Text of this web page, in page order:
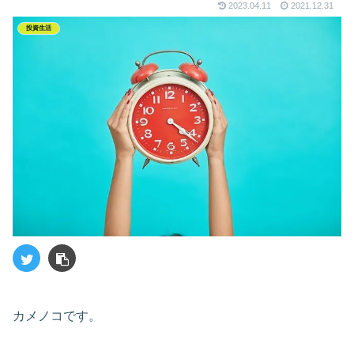
2023.04.11 2021.12.31
投資生活
カメノコです。